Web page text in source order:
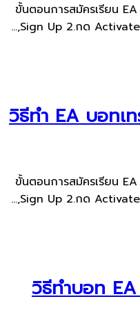
ขั้นตอนการสมัครเรียน​
Sign Up 2.กด Activate
วิธีทำ EA บอทเ
ขั้นตอนการสมัครเรียน​
Sign Up 2.กด Activate
วิธีทำบอท